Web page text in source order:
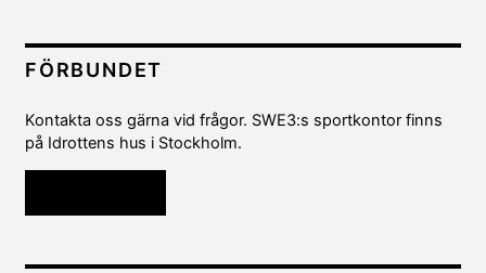
FÖRBUNDET
Kontakta oss gärna vid frågor. SWE3:s sportkontor finns
på Idrottens hus i Stockholm.